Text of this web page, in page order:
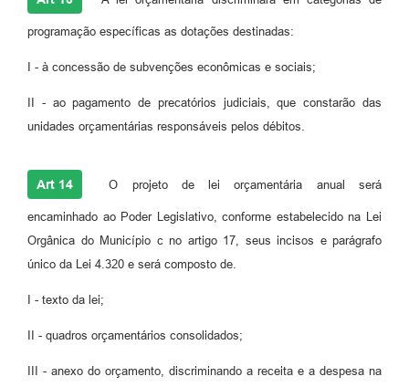
programação específicas as dotações destinadas:
I - à concessão de subvenções econômicas e sociais;
II - ao pagamento de precatórios judiciais, que constarão das
unidades orçamentárias responsáveis pelos débitos.
Art 14 O projeto de lei orçamentária anual será
encaminhado ao Poder Legislativo, conforme estabelecido na Lei
Orgânica do Município c no artigo 17, seus incisos e parágrafo
único da Lei 4.320 e será composto de.
I - texto da lei;
II - quadros orçamentários consolidados;
III - anexo do orçamento, discriminando a receita e a despesa na